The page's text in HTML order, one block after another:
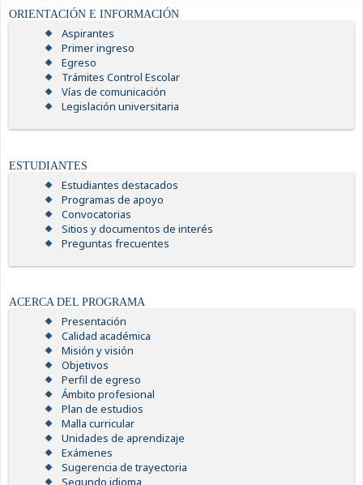
ORIENTACIÓN E INFORMACIÓN
Aspirantes
Primer ingreso
Egreso
Trámites Control Escolar
Vías de comunicación
Legislación universitaria
ESTUDIANTES
Estudiantes destacados
Programas de apoyo
Convocatorias
Sitios y documentos de interés
Preguntas frecuentes
ACERCA DEL PROGRAMA
Presentación
Calidad académica
Misión y visión
Objetivos
Perfil de egreso
Ámbito profesional
Plan de estudios
Malla curricular
Unidades de aprendizaje
Exámenes
Sugerencia de trayectoria